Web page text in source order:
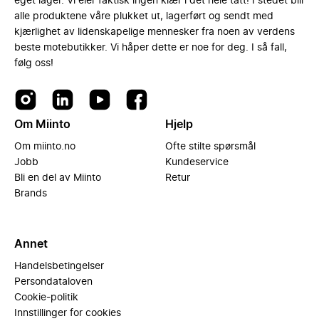
alle produktene våre plukket ut, lagerført og sendt med
kjærlighet av lidenskapelige mennesker fra noen av verdens
beste motebutikker. Vi håper dette er noe for deg. I så fall,
følg oss!
Om Miinto
Om miinto.no
Jobb
Bli en del av Miinto
Brands
Hjelp
Ofte stilte spørsmål
Kundeservice
Retur
Annet
Handelsbetingelser
Persondataloven
Cookie-politik
Innstillinger for cookies